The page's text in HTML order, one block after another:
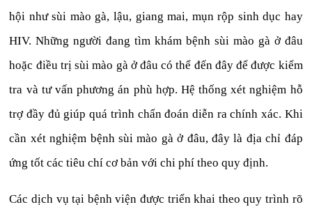
hội như sùi mào gà, lậu, giang mai, mụn rộp sinh dục hay
HIV. Những người đang tìm khám bệnh sùi mào gà ở đâu
hoặc điều trị sùi mào gà ở đâu có thể đến đây để được kiểm
tra và tư vấn phương án phù hợp. Hệ thống xét nghiệm hỗ
trợ đầy đủ giúp quá trình chẩn đoán diễn ra chính xác. Khi
cần xét nghiệm bệnh sùi mào gà ở đâu, đây là địa chỉ đáp
ứng tốt các tiêu chí cơ bản với chi phí theo quy định.
Các dịch vụ tại bệnh viện được triển khai theo quy trình rõ